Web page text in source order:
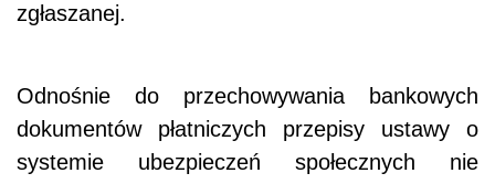
zgłaszanej.
Odnośnie do przechowywania bankowych
dokumentów płatniczych przepisy ustawy o
systemie ubezpieczeń społecznych nie